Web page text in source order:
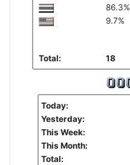
86.3%
9.7%
Total: 18
Today:
Yesterday:
This Week:
This Month:
Total: